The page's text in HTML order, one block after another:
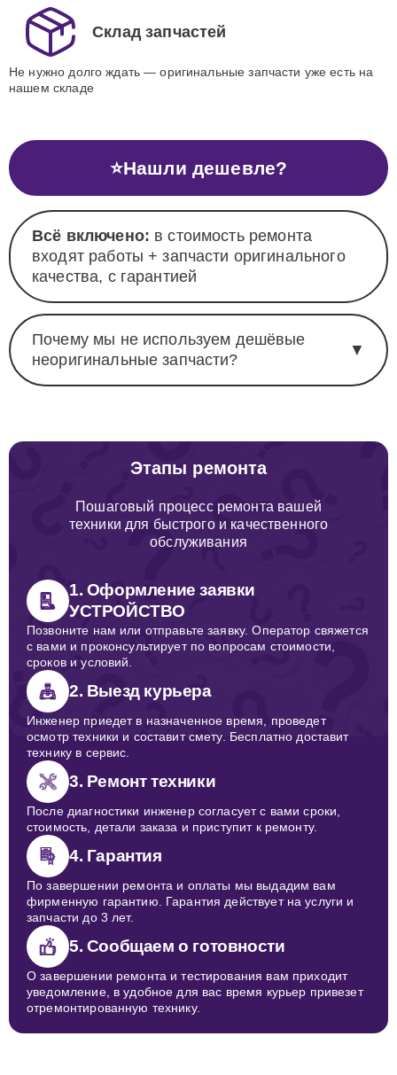
Склад запчастей
Не нужно долго ждать — оригинальные запчасти уже есть на
нашем складе
⭐Нашли дешевле?
Всё включено: в стоимость ремонта
входят работы + запчасти оригинального
качества, с гарантией
Почему мы не используем дешёвые
неоригинальные запчасти?
▼
Этапы ремонта
Пошаговый процесс ремонта вашей
техники для быстрого и качественного
обслуживания
1. Оформление заявки
УСТРОЙСТВО
Позвоните нам или отправьте заявку. Оператор свяжется
с вами и проконсультирует по вопросам стоимости,
сроков и условий.
2. Выезд курьера
Инженер приедет в назначенное время, проведет
осмотр техники и составит смету. Бесплатно доставит
технику в сервис.
3. Ремонт техники
После диагностики инженер согласует с вами сроки,
стоимость, детали заказа и приступит к ремонту.
4. Гарантия
По завершении ремонта и оплаты мы выдадим вам
фирменную гарантию. Гарантия действует на услуги и
запчасти до 3 лет.
5. Сообщаем о готовности
О завершении ремонта и тестирования вам приходит
уведомление, в удобное для вас время курьер привезет
отремонтированную технику.